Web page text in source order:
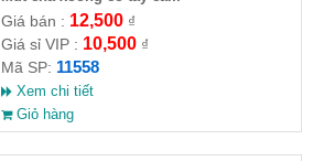
Giá bán : 12,500₫
Giá sỉ VIP : 10,500₫
Mã SP: 11558
Xem chi tiết
Giỏ hàng